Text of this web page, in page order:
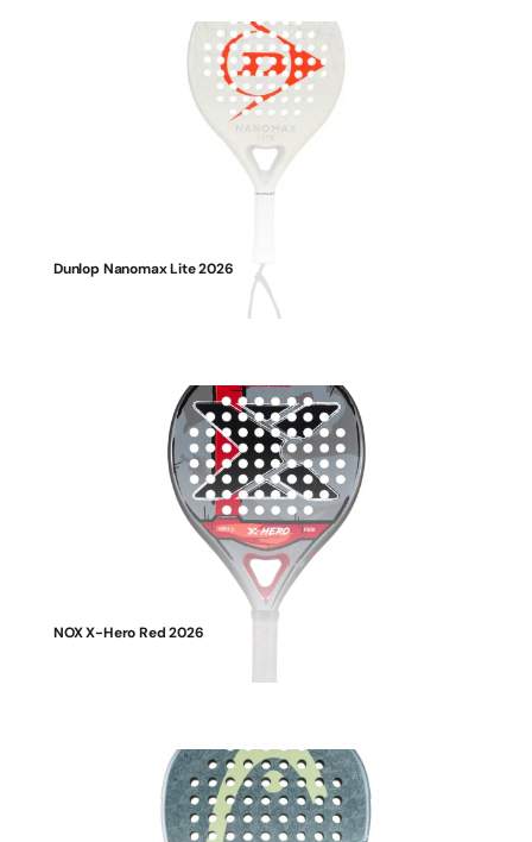
Dunlop Nanomax Lite 2026
NOX X-Hero Red 2026